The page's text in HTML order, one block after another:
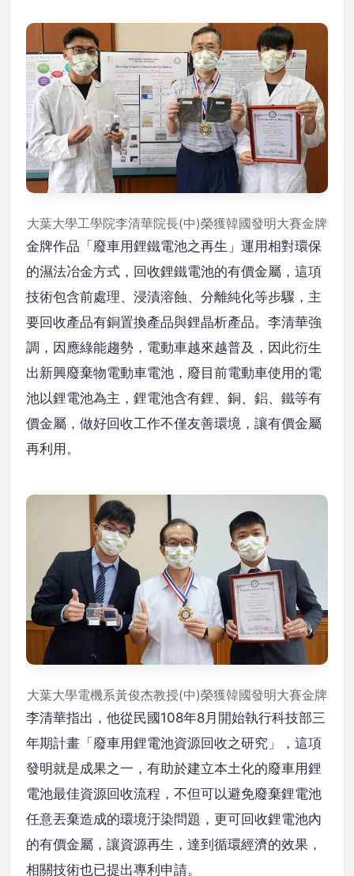
大葉大學工學院李清華院長(中)榮獲韓國發明大賽金牌
金牌作品「廢車用鋰鐵電池之再生」運用相對環保
的濕法冶金方式，回收鋰鐵電池的有價金屬，這項
技術包含前處理、浸漬溶蝕、分離純化等步驟，主
要回收產品有銅置換產品與鋰晶析產品。李清華強
調，因應綠能趨勢，電動車越來越普及，因此衍生
出新興廢棄物電動車電池，廢目前電動車使用的電
池以鋰電池為主，鋰電池含有鋰、銅、鋁、鐵等有
價金屬，做好回收工作不僅友善環境，讓有價金屬
再利用。
大葉大學電機系黃俊杰教授(中)榮獲韓國發明大賽金牌
李清華指出，他從民國108年8月開始執行科技部三
年期計畫「廢車用鋰電池資源回收之研究」，這項
發明就是成果之一，有助於建立本土化的廢車用鋰
電池最佳資源回收流程，不但可以避免廢棄鋰電池
任意丟棄造成的環境汙染問題，更可回收鋰電池內
的有價金屬，讓資源再生，達到循環經濟的效果，
相關技術也已提出專利申請。